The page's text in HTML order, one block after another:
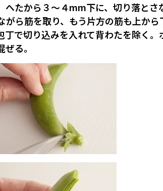
へたから３〜４mm下に、切り落とさ
ら筋を取り、もう片方の筋も上から
丁で切り込みを入れて背わたを除く
る。